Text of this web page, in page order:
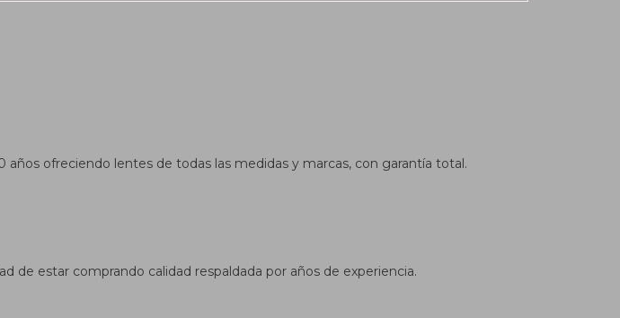
ofreciendo lentes de todas las medidas y marcas, con garantía total.
de estar comprando calidad respaldada por años de experiencia.